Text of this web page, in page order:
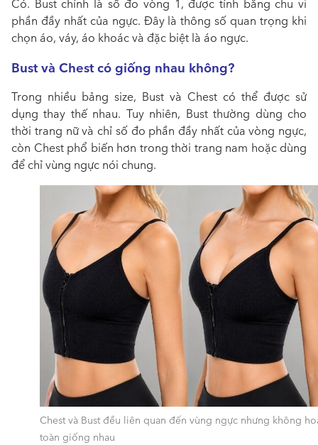
Có. Bust chính là số đo vòng 1, được tính bằng chu vi
phần đầy nhất của ngực. Đây là thông số quan trọng khi
chọn áo, váy, áo khoác và đặc biệt là áo ngực.
Bust và Chest có giống nhau không?
Trong nhiều bảng size, Bust và Chest có thể được sử
dụng thay thế nhau. Tuy nhiên, Bust thường dùng cho
thời trang nữ và chỉ số đo phần đầy nhất của vòng ngực,
còn Chest phổ biến hơn trong thời trang nam hoặc dùng
để chỉ vùng ngực nói chung.
Chest và Bust đều liên quan đến vùng ngực nhưng không
toàn giống nhau